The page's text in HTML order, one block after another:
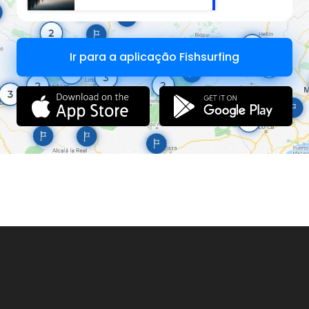
Ir para a aplicação Fishsurfing